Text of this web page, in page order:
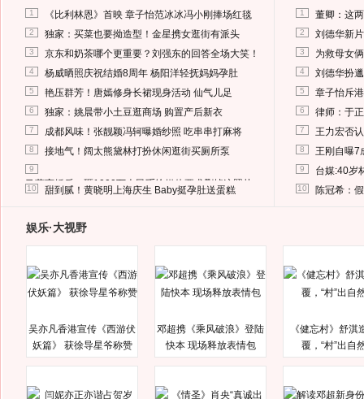
1 《比利林恩》首映 章子怡范冰冰冯小刚捧场红毯
2 独家：买菜也要拗造型！金星携女逛街有派头
3 京东和奶茶哪个更重要？刘强东的回答全场大笑！
4 杨威晒照庆祝结婚8周年 杨阳洋轻抚妈妈孕肚
5 艳压群芳！唐嫣修身长裙现身活动 仙气儿足
6 独家：姚晨带小土豆逛商场 购置产后新衣
7 成都风味！张靓颖冯轲曝婚纱照 吃串串打麻将
8 接地气！阔太熊黛林打扮休闲逛街买厕所泵
9
马蓉离婚后，砸1000万人民币给媒体要求删掉这照片
10 甜到腻！黄晓明上海庆生 Baby挺孕肚送蛋糕
1 董卿：这
2 刘德华新
3 为救母女
4 刘德华扮
5 章子怡斥
6 律师：于
7 王力宏否
8 王刚自曝7
9 台媒:40岁
10 陈冠希：
娱乐·大视野
吴亦凡香港宣传《西游伏
妖篇》 获徐导星爷称赞
邓超携《乘风破浪》登陆
快本 现场释放表情包
《健忘村》舒淇
覆，“村”出自